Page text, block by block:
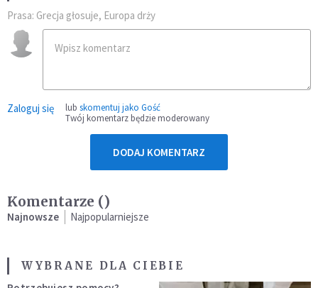
Prasa: Grecja głosuje, Europa drży
Zaloguj się lub skomentuj jako Gość
Twój komentarz będzie moderowany
DODAJ KOMENTARZ
Komentarze ()
Najnowsze Najpopularniejsze
WYBRANE DLA CIEBIE